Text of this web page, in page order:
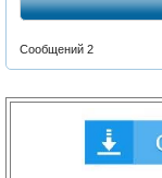
Сообщений 2